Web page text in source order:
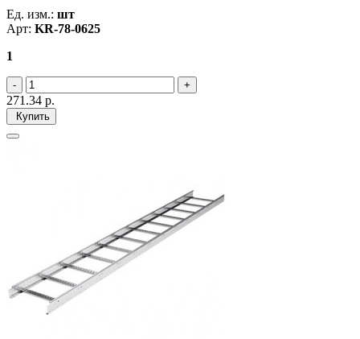
Ед. изм.: шт
Арт: KR-78-0625
1
271.34 р.
Купить